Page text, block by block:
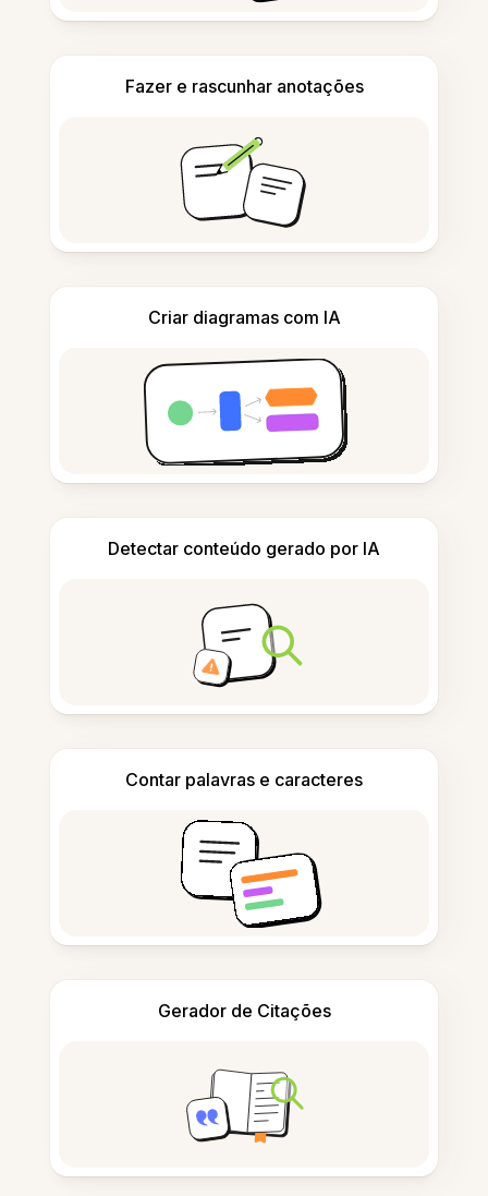
Fazer e rascunhar anotações
Criar diagramas com IA
Detectar conteúdo gerado por IA
Contar palavras e caracteres
Gerador de Citações